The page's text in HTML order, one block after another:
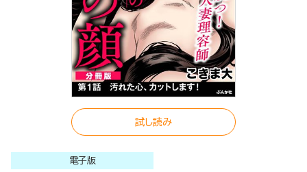
試し読み
電子版